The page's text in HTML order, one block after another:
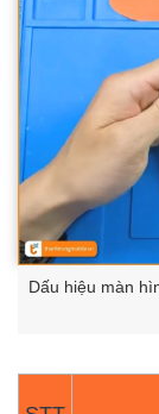
Dấu hiệu màn